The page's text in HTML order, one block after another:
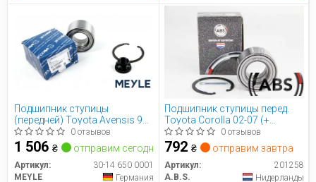
Подшипник ступицы
(передней) Toyota Avensis 97-
08/Corolla 97-07 (40х74х42)
0 отзывов
1 506 ₴ отправим сегодня
Артикул:
30-14 650 0001
MEYLE
Германия
Подшипник ступицы перед.
Toyota Corolla 02-07 (+
шплінт)
0 отзывов
792 ₴ отправим завтра
Артикул:
201258
A.B.S.
Нидерланды